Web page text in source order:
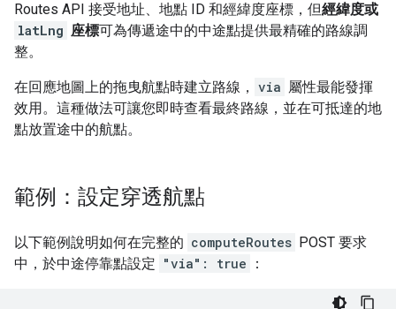
Routes API 接受地址、地點 ID 和經緯度座標，但經緯度或
latLng 座標可為傳遞途中的中途點提供最精確的路線調
整。
在回應地圖上的拖曳航點時建立路線， via 屬性最能發揮
效用。這種做法可讓您即時查看最終路線，並在可抵達的地
點放置途中的航點。
範例：設定穿透航點
以下範例說明如何在完整的 computeRoutes POST 要求
中，於中途停靠點設定 "via": true ：